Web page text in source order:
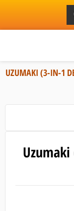
/ UZUMAKI (3-IN-1